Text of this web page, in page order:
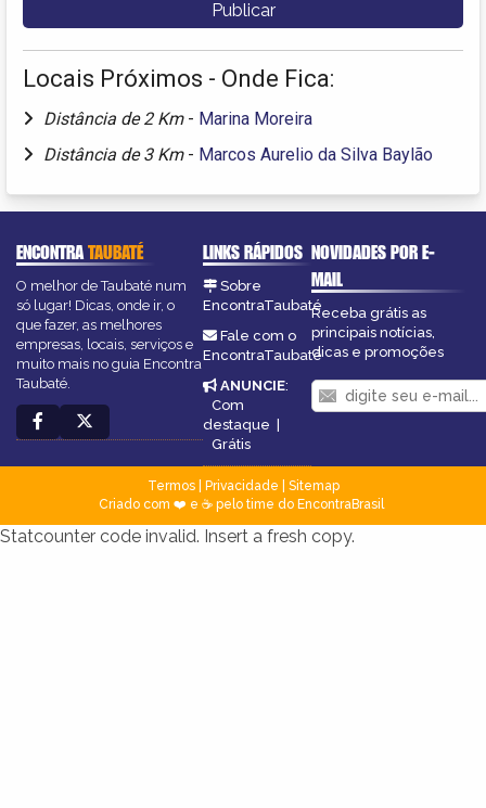
Locais Próximos - Onde Fica:
Distância de 2 Km - Marina Moreira
Distância de 3 Km - Marcos Aurelio da Silva Baylão
ENCONTRATAUBATÉ
O melhor de Taubaté num
só lugar! Dicas, onde ir, o
que fazer, as melhores
empresas, locais, serviços e
muito mais no guia Encontra
Taubaté.
LINKS RÁPIDOS
Sobre
EncontraTaubaté
Fale com o
EncontraTaubaté
ANUNCIE:
Com
destaque |
Grátis
NOVIDADES POR E-
MAIL
Receba grátis as
principais notícias,
dicas e promoções
Termos| Privacidade
Sitemap
Criado com ❤️ e ☕ pelo time do EncontraBrasil
Statcounter code invalid. Insert a fresh copy.